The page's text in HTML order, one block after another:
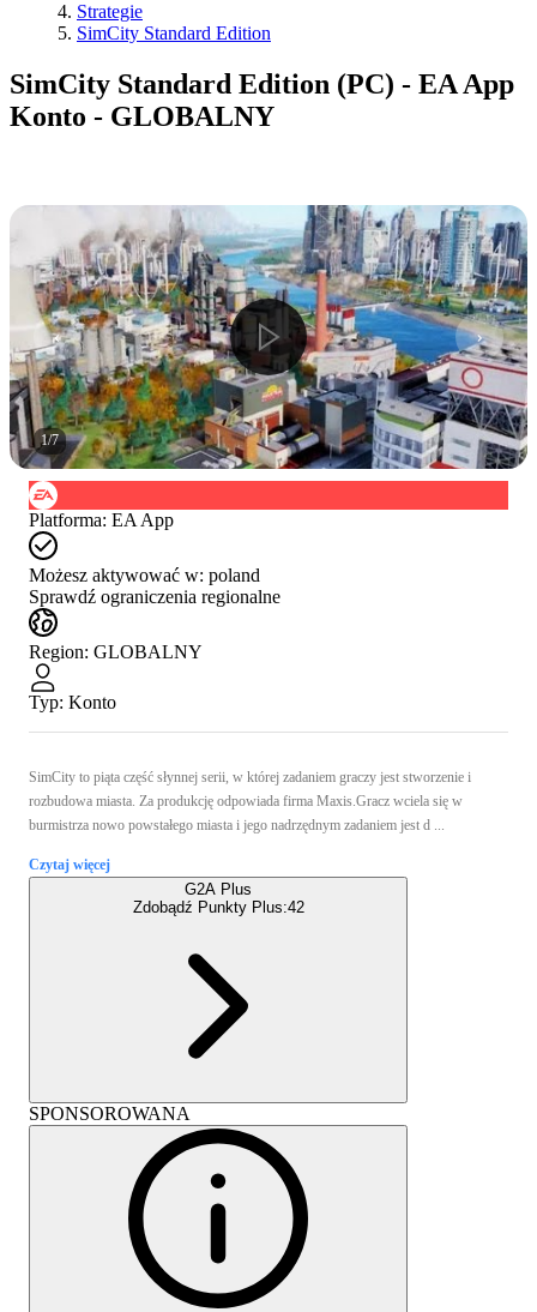
Strategie
SimCity Standard Edition
SimCity Standard Edition (PC) - EA App
Konto - GLOBALNY
1/7
Platforma: EA App
Możesz aktywować w: poland
Sprawdź ograniczenia regionalne
Region: GLOBALNY
Typ: Konto
SimCity to piąta część słynnej serii, w której zadaniem graczy jest stworzenie i
rozbudowa miasta. Za produkcję odpowiada firma Maxis.Gracz wciela się w
burmistrza nowo powstałego miasta i jego nadrzędnym zadaniem jest d ...
Czytaj więcej
G2A Plus
Zdobądź Punkty Plus:42
SPONSOROWANA